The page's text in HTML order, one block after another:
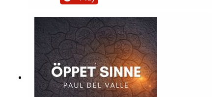
mindfulness och hennes personliga utveckling.
andra att läka inifrån och navigera i en värld full av
utmaningar och transformationer.Stötta Öppet
sinne Genom swish 1233761806Stötta Öppet
sinne på Patreon
https://www.patreon.com/oppetsinne Instagram
https://www.instagram.com/pauldelvalle/?hl=sv